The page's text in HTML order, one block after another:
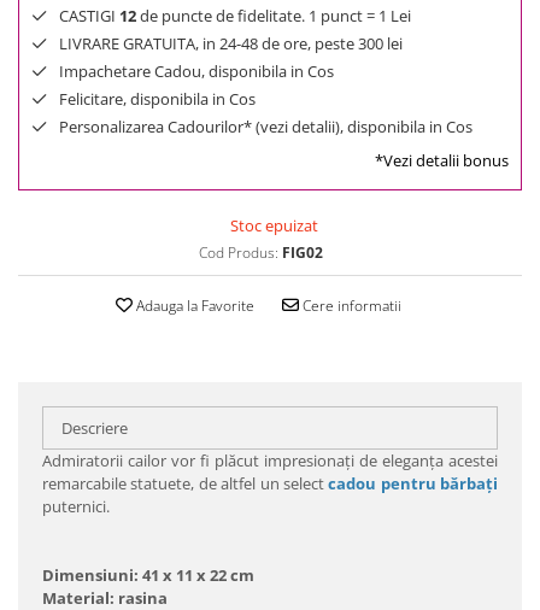
CASTIGI 12de puncte de fidelitate. 1 punct = 1 Lei
LIVRARE GRATUITA, in 24-48 de ore, peste 300 lei
Impachetare Cadou, disponibila in Cos
Felicitare, disponibila in Cos
Personalizarea Cadourilor* (vezi detalii), disponibila in Cos
*Vezi detalii bonus
Stoc epuizat
Cod Produs: FIG02
Adauga la Favorite Cere informatii
Descriere
Admiratorii cailor vor fi plăcut impresionaţi de eleganţa acestei
remarcabile statuete, de altfel un selectcadou pentru bărbaţi
puternici.
Dimensiuni: 41 x 11 x 22 cm
Material: rasina